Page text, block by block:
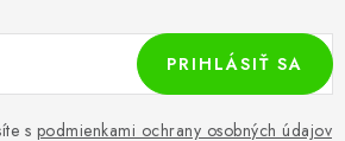
s podmienkami ochrany osobných údajov
PRIHLÁSIŤ SA